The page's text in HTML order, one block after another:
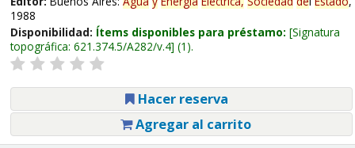
1988
Disponibilidad: Ítems disponibles para préstamo: Signatura
topográfica: 621.374.5/A282/v.4 (1).
Hacer reserva
Agregar al carrito